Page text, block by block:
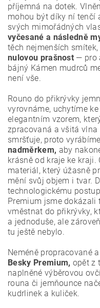
příjemná na dotek.
mohou být díky ní tenčí
svých mimořádných
vyčesané a následně
těch nejmenších
nulovou prašnost — pro
bájný Kámen mudrců
není vše.
Rouno do přikrývky
vyrovnáme, uchytíme
elegantním vzorem,
zpracovaná a všitá
smršťuje, proto
nadměrkem, aby
krásně od kraje ke
materiál, který úžasně
mění svůj objem i tvar.
technologickému
Premium jsme
vměstnat do přikrývky,
a jednoduše, ale
tu ještě nebylo.
Neméně propracované
Besky Premium, opět z
naplněné výběrovou
rouna či jemňounce
kudrlinek a kuliček.